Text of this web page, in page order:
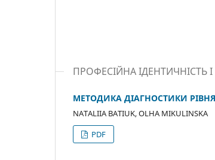
ПРОФЕСІЙНА ІДЕНТИЧНІСТЬ
МЕТОДИКА ДІАГНОСТИКИ
NATALIIA BATIUK, OLHA MIKULINSKA
PDF